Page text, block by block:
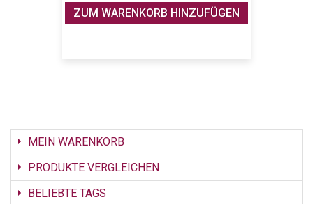
ZUM WARENKORB HINZUFÜGEN
MEIN WARENKORB
PRODUKTE VERGLEICHEN
BELIEBTE TAGS